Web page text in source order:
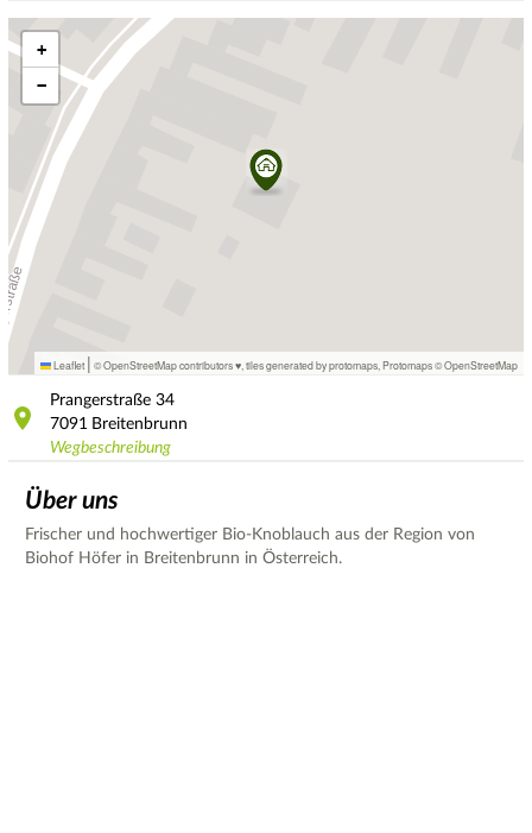
+
−
Leaflet | © OpenStreetMap contributors ♥, tiles generated by protomaps Protomaps©OpenStreetMap
Prangerstraße 34
7091
Breitenbrunn
Wegbeschreibung
Über uns
Frischer und hochwertiger Bio-Knoblauch aus der Region von
Biohof Höfer in Breitenbrunn in Österreich.